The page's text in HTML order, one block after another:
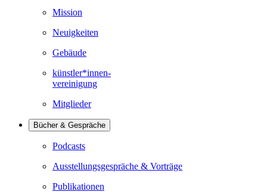
Mission
Neuigkeiten
Gebäude
künstler*innen-
vereinigung
Mitglieder
Bücher & Gespräche
Podcasts
Ausstellungsgespräche & Vorträge
Publikationen